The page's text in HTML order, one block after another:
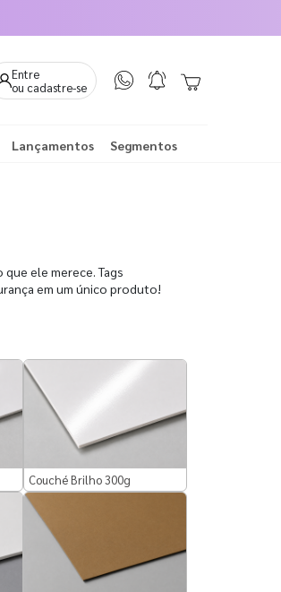
Entre
ou cadastre-se
Lançamentos Segmentos
ele merece. Tags
em um único produto!
Couché Brilho 300g